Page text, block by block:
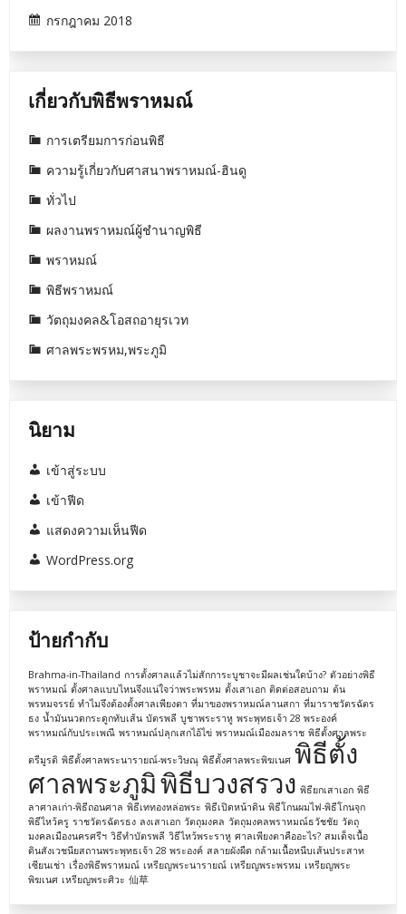
กรกฎาคม 2018
เกี่ยวกับพิธีพราหมณ์
การเตรียมการก่อนพิธี
ความรู้เกี่ยวกับศาสนาพราหมณ์-ฮินดู
ทั่วไป
ผลงานพราหมณ์ผู้ชำนาญพิธี
พราหมณ์
พิธีพราหมณ์
วัตถุมงคล&โอสถอายุรเวท
ศาลพระพรหม,พระภูมิ
นิยาม
เข้าสู่ระบบ
เข้าฟีด
แสดงความเห็นฟีด
WordPress.org
ป้ายกำกับ
Brahma-in-Thailand การตั้งศาลแล้วไม่สักการะบูชาจะมีผลเช่นใดบ้าง? ตัวอย่างพิธี
พราหมณ์ ตั้งศาลแบบไหนจึงแน่ใจว่าพระพรหม ตั้งเสาเอก ติดต่อสอบถาม ต้น
พรหมจรรย์ ทำไมจึงต้องตั้งศาลเพียงตา ที่มาของพราหมณ์ลานสกา ที่มาราชวัตรฉัตร
ธง น้ำมันนวดกระดูกทับเส้น บัตรพลี บูชาพระราหู พระพุทธเจ้า 28 พระองค์
พราหมณ์กับประเพณี พราหมณ์ปลุกเสกไอ้ไข่ พราหมณ์เมืองมลราช พิธีตั้งศาลพระ
ตรีมูรติ พิธีตั้งศาลพระนารายณ์-พระวิษณุ พิธีตั้งศาลพระพิฆเนศ พิธีตั้ง
ศาลพระภูมิพิธีบวงสรวง พิธียกเสาเอก พิธี
ลาศาลเก่า-พิธีถอนศาล พิธีเททองหล่อพระ พิธีเปิดหน้าดิน พิธีโกนผมไฟ-พิธีโกนจุก
พิธีไหว้ครู ราชวัตรฉัตรธง ลงเสาเอก วัตถุมงคล วัตถุมงคลพราหมณ์ธวัชชัย วัตถุ
มงคลเมืองนครศรีฯ วิธีทำบัตรพลี วิธีไหว้พระราหู ศาลเพียงตาคืออะไร? สมเด็จเนื้อ
ดินสังเวชนียสถานพระพุทธเจ้า 28 พระองค์ สลายผังผืด กล้ามเนื้อหนีบเส้นประสาท
เซียนเช่า เรื่องพิธีพราหมณ์ เหรียญพระนารายณ์ เหรียญพระพรหม เหรียญพระ
พิฆเนศ เหรียญพระศิวะ 仙草